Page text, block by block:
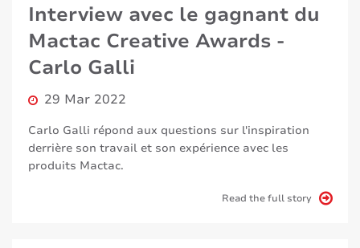
Interview avec le gagnant du
Mactac Creative Awards -
Carlo Galli
29 Mar 2022
Carlo Galli répond aux questions sur l'inspiration
derrière son travail et son expérience avec les
produits Mactac.
Read the full story